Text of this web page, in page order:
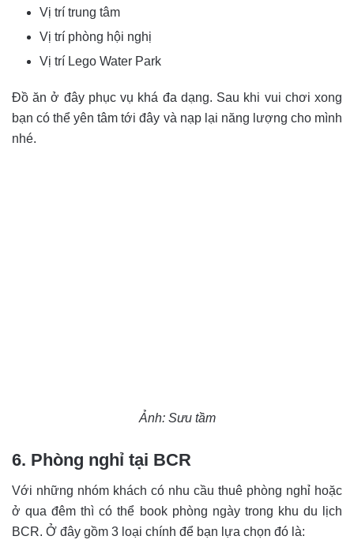
Vị trí trung tâm
Vị trí phòng hội nghị
Vị trí Lego Water Park
Đồ ăn ở đây phục vụ khá đa dạng. Sau khi vui chơi xong
bạn có thể yên tâm tới đây và nạp lại năng lượng cho mình
nhé.
Ảnh: Sưu tầm
6. Phòng nghỉ tại BCR
Với những nhóm khách có nhu cầu thuê phòng nghỉ hoặc
ở qua đêm thì có thể book phòng ngày trong khu du lịch
BCR. Ở đây gồm 3 loại chính để bạn lựa chọn đó là: